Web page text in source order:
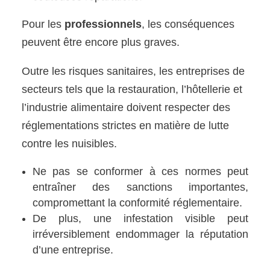
Pour les professionnels, les conséquences
peuvent être encore plus graves.
Outre les risques sanitaires, les entreprises de
secteurs tels que la restauration, l’hôtellerie et
l’industrie alimentaire doivent respecter des
réglementations strictes en matière de lutte
contre les nuisibles.
Ne pas se conformer à ces normes peut
entraîner des sanctions importantes,
compromettant la conformité réglementaire.
De plus, une infestation visible peut
irréversiblement endommager la réputation
d’une entreprise.